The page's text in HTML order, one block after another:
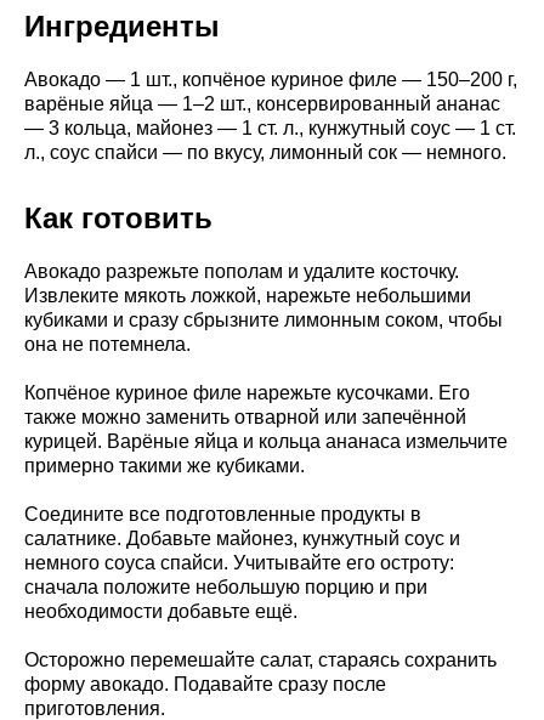
Ингредиенты
Авокадо — 1 шт., копчёное куриное филе — 150–200 г,
варёные яйца — 1–2 шт., консервированный ананас
— 3 кольца, майонез — 1 ст. л., кунжутный соус — 1 ст.
л., соус спайси — по вкусу, лимонный сок — немного.
Как готовить
Авокадо разрежьте пополам и удалите косточку.
Извлеките мякоть ложкой, нарежьте небольшими
кубиками и сразу сбрызните лимонным соком, чтобы
она не потемнела.
Копчёное куриное филе нарежьте кусочками. Его
также можно заменить отварной или запечённой
курицей. Варёные яйца и кольца ананаса измельчите
примерно такими же кубиками.
Соедините все подготовленные продукты в
салатнике. Добавьте майонез, кунжутный соус и
немного соуса спайси. Учитывайте его остроту:
сначала положите небольшую порцию и при
необходимости добавьте ещё.
Осторожно перемешайте салат, стараясь сохранить
форму авокадо. Подавайте сразу после
приготовления.